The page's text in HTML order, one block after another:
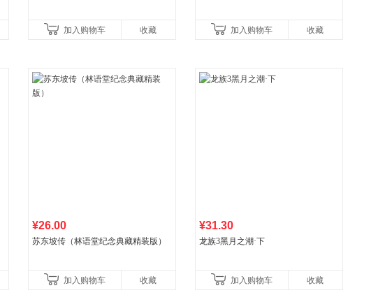
加入购物车 收藏 加入购物车 收藏
¥26.00
苏东坡传（林语堂纪念典藏精装版）
加入购物车 收藏
¥31.30
龙族3黑月之潮·下
加入购物车 收藏